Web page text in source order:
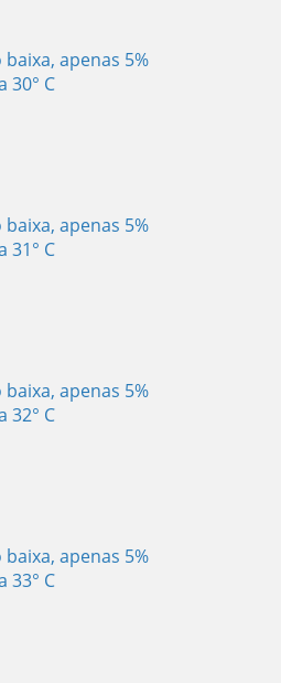
apenas 5%
30° C
apenas 5%
31° C
apenas 5%
32° C
apenas 5%
33° C